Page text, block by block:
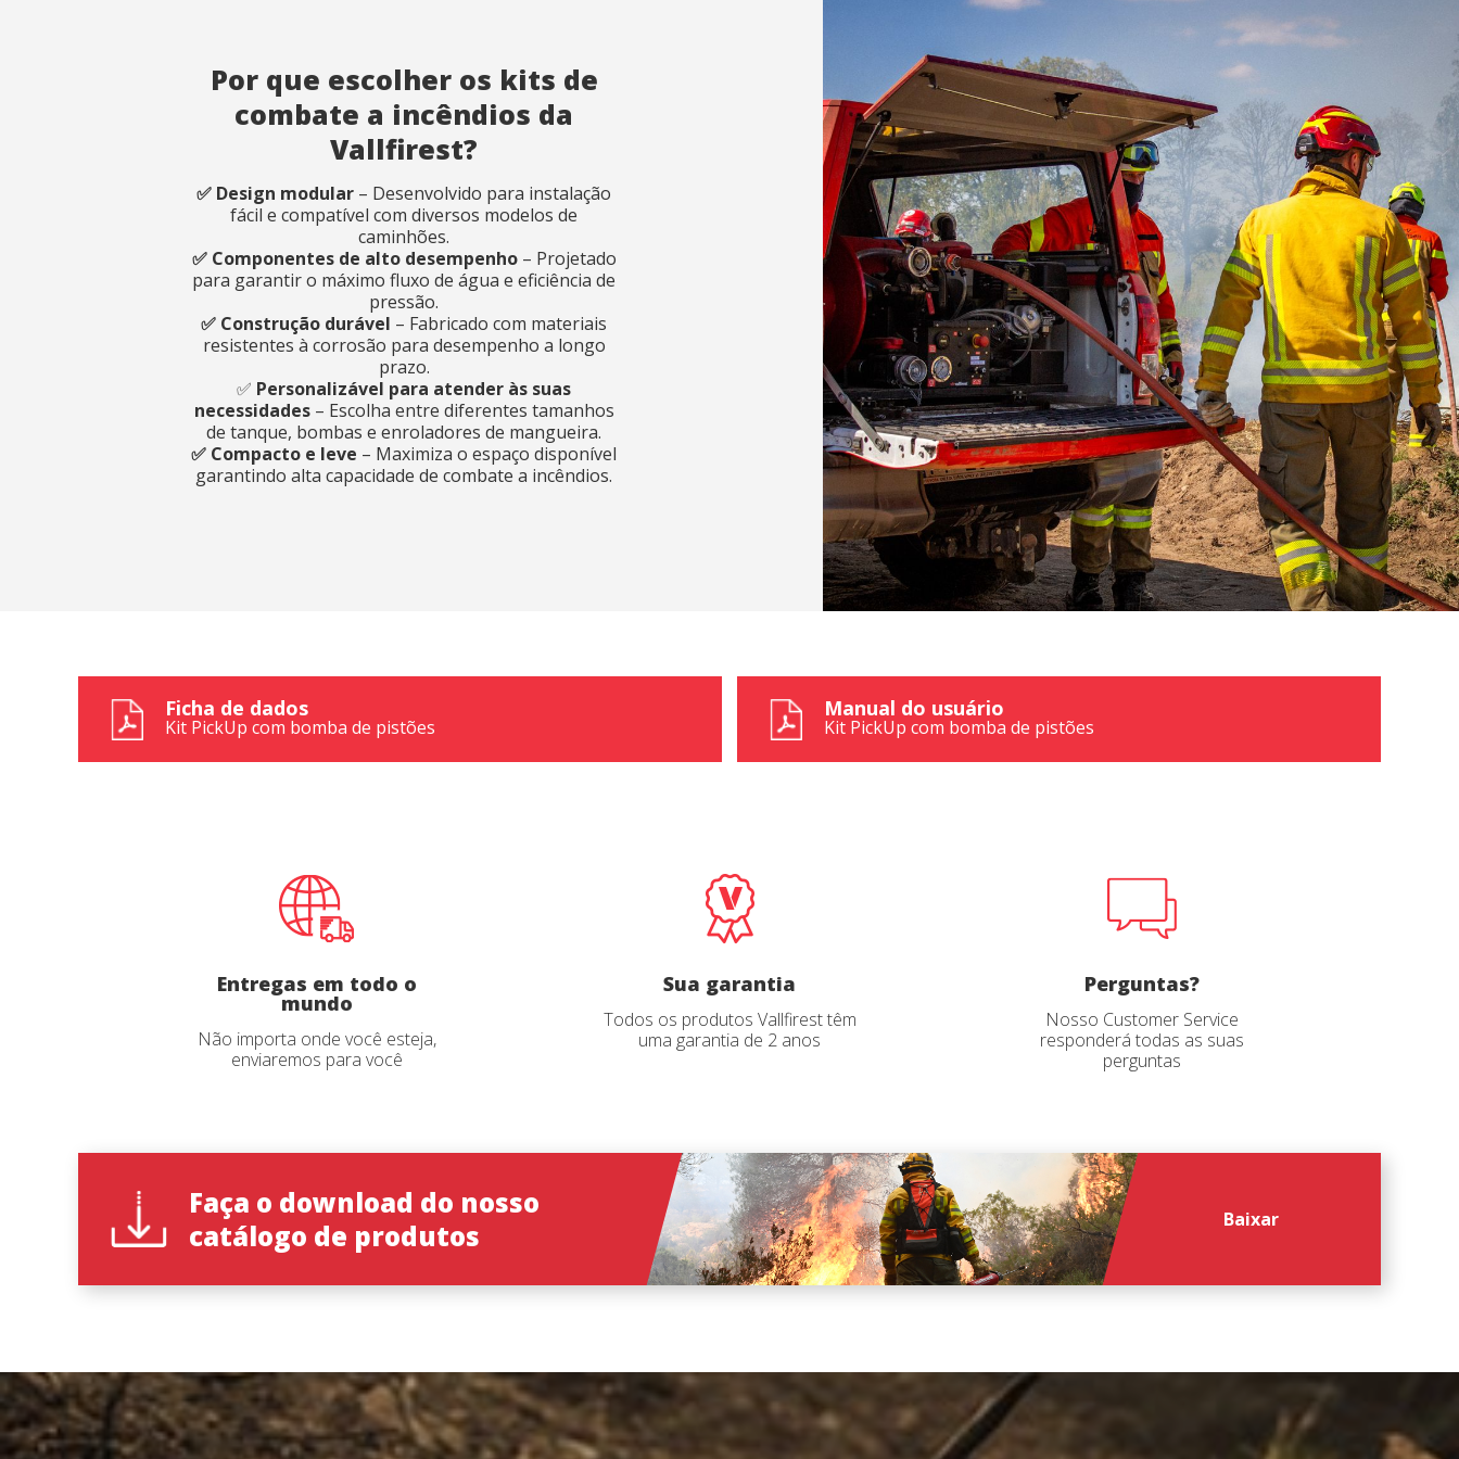
Por que escolher os kits de
combate a incêndios da
Vallfirest?
✅ Design modular – Desenvolvido para instalação
fácil e compatível com diversos modelos de
caminhões.
✅ Componentes de alto desempenho– Projetado
para garantir o máximo fluxo de água e eficiência de
pressão.
✅ Construção durável – Fabricado com materiais
resistentes à corrosão para desempenho a longo
prazo.
✅ Personalizável para atender às suas
necessidades– Escolha entre diferentes tamanhos
de tanque, bombas e enroladores de mangueira.
✅ Compacto e leve – Maximiza o espaço disponível
garantindo alta capacidade de combate a incêndios.
Ficha de dados
Kit PickUp com bomba de pistões
Manual do usuário
Kit PickUp com bomba de pistões
Observações
Eu li e aceito o Aviso Legal e a Política de Privacidade
Entregas em todo o
mundo
Não importa onde você esteja,
enviaremos para você
Sua garantia
Todos os produtos Vallfirest têm
uma garantia de 2 anos
Perguntas?
Nosso Customer Service
responderá todas as suas
perguntas
Faça o download do nosso
catálogo de produtos
Baixar
Observações
Eu li e aceito o Aviso Legal e a Política de Privacidade